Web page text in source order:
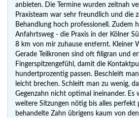
anbieten. Die Termine wurden zeitnah
Praxisteam war sehr freundlich und die
Behandlung hoch professionell. Zudem
Anfahrtsweg - die Praxis in der Kölner
8 km von mir zuhause entfernt. Kleiner
Gerade Teilkronen sind oft filigran und
Fingerspitzengefühl, damit die
hundertprozentig passen. Beschleift
leicht brechen. Schleift man zu wenig,
Gegenzahn nicht optimal ineinander. Es
weitere Sitzungen nötig bis alles perfekt
behandelte Zahn übrigens kaum von